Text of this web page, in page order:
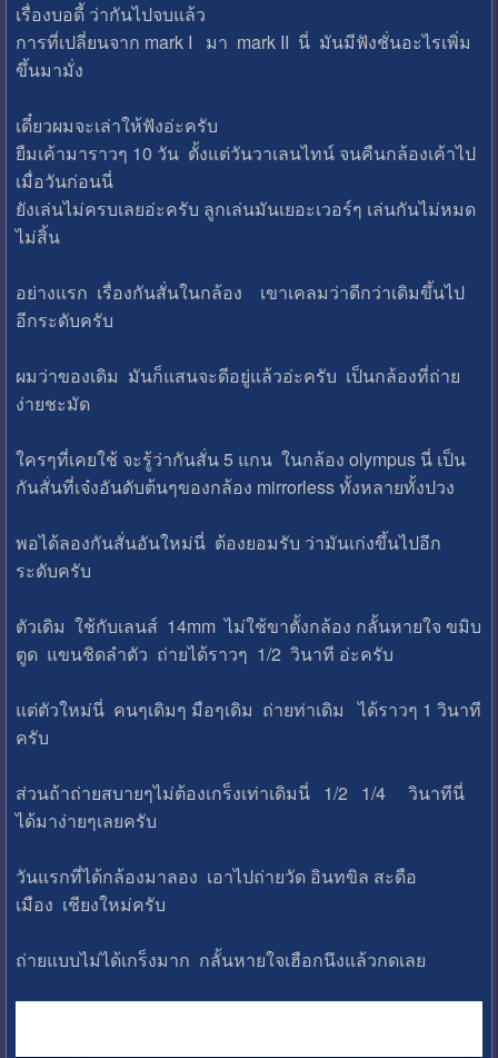
เรื่องบอดี้ ว่ากันไปจบแล้ว
การที่เปลี่ยนจาก mark I มา mark II นี่ มันมีฟังชั่นอะไรเพิ่ม
ขึ้นมามั่ง
เดี๋ยวผมจะเล่าให้ฟังอ่ะครับ
ยืมเค้ามาราวๆ 10 วัน ตั้งแต่วันวาเลนไทน์ จนคืนกล้องเค้าไป
เมื่อวันก่อนนี่
ยังเล่นไม่ครบเลยอ่ะครับ ลูกเล่นมันเยอะเวอร์ๆ เล่นกันไม่หมด
ไม่สิ้น
อย่างแรก เรื่องกันสั่นในกล้อง เขาเคลมว่าดีกว่าเดิมขึ้นไป
อีกระดับครับ
ผมว่าของเดิม มันก็แสนจะดีอยู่แล้วอ่ะครับ เป็นกล้องที่ถ่าย
ง่ายชะมัด
ใครๆที่เคยใช้ จะรู้ว่ากันสั่น 5 แกน ในกล้อง olympus นี่ เป็น
กันสั่นที่เจ๋งอันดับต้นๆของกล้อง mirrorless ทั้งหลายทั้งปวง
พอได้ลองกันสั่นอันใหม่นี่ ต้องยอมรับ ว่ามันเก่งขึ้นไปอีก
ระดับครับ
ตัวเดิม ใช้กับเลนส์ 14mm ไม่ใช้ขาตั้งกล้อง กลั้นหายใจ ขมิบ
ตูด แขนชิดลำตัว ถ่ายได้ราวๆ 1/2 วินาที อ่ะครับ
แต่ตัวใหม่นี่ คนๆเดิมๆ มือๆเดิม ถ่ายท่าเดิม ได้ราวๆ 1 วินาที
ครับ
ส่วนถ้าถ่ายสบายๆไม่ต้องเกร็งเท่าเดิมนี่ 1/2 1/4 วินาทีนี่
ได้มาง่ายๆเลยครับ
วันแรกที่ได้กล้องมาลอง เอาไปถ่ายวัด อินทขิล สะดือ
เมือง เชียงใหม่ครับ
ถ่ายแบบไม่ได้เกร็งมาก กลั้นหายใจเฮือกนึงแล้วกดเลย